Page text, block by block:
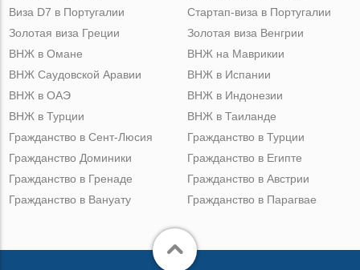
Виза D7 в Португалии
Золотая виза Греции
Стартап-виза в Португалии
Золотая виза Венгрии
ВНЖ в Омане
ВНЖ Саудовской Аравии
ВНЖ в ОАЭ
ВНЖ в Турции
ВНЖ на Маврикии
ВНЖ в Испании
ВНЖ в Индонезии
ВНЖ в Таиланде
Гражданство в Сент-Люсия
Гражданство Доминики
Гражданство в Гренаде
Гражданство в Вануату
Гражданство в Турции
Гражданство в Египте
Гражданство в Австрии
Гражданство в Парагвае